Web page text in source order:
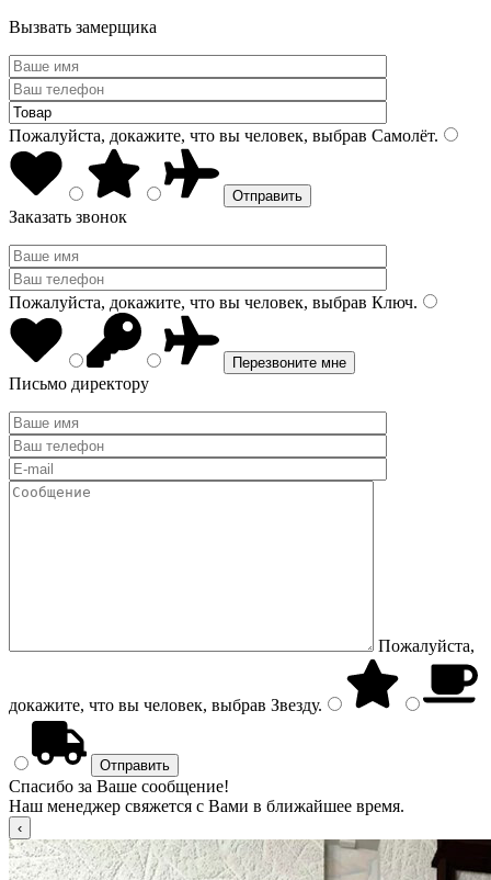
Вызвать замерщика
Пожалуйста, докажите, что вы человек, выбрав Самолёт.
Заказать звонок
Пожалуйста, докажите, что вы человек, выбрав Ключ.
Письмо директору
Пожалуйста,
докажите, что вы человек, выбрав Звезду.
Спасибо за Ваше сообщение!
Наш менеджер свяжется с Вами в ближайшее время.